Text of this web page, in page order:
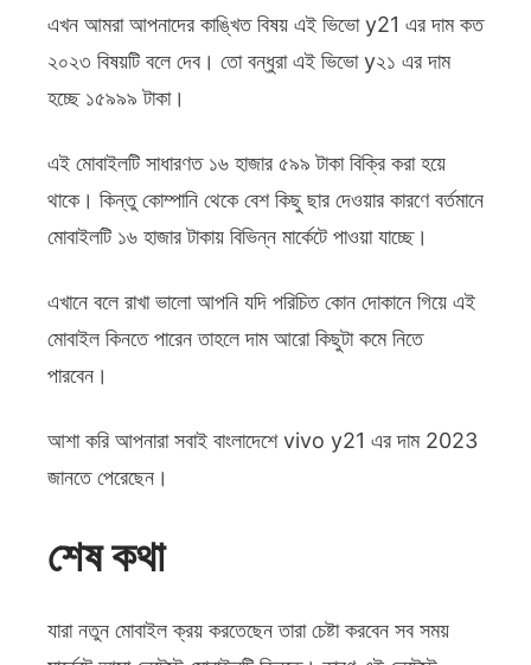
এখন আমরা আপনাদের কাঙ্খিত বিষয় এই ভিভো y21 এর দাম কত
২০২৩ বিষয়টি বলে দেব। তো বন্ধুরা এই ভিভো y২১ এর দাম
হচ্ছে ১৫৯৯৯ টাকা।
এই মোবাইলটি সাধারণত ১৬ হাজার ৫৯৯ টাকা বিক্রি করা হয়ে
থাকে। কিন্তু কোম্পানি থেকে বেশ কিছু ছার দেওয়ার কারণে বর্তমানে
মোবাইলটি ১৬ হাজার টাকায় বিভিন্ন মার্কেটে পাওয়া যাচ্ছে।
এখানে বলে রাখা ভালো আপনি যদি পরিচিত কোন দোকানে গিয়ে এই
মোবাইল কিনতে পারেন তাহলে দাম আরো কিছুটা কমে নিতে
পারবেন।
আশা করি আপনারা সবাই বাংলাদেশে vivo y21 এর দাম 2023
জানতে পেরেছেন।
শেষ কথা
যারা নতুন মোবাইল ক্রয় করতেছেন তারা চেষ্টা করবেন সব সময়